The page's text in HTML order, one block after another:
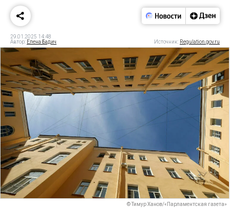
29.01.2025 14:48
Автор: Елена Бадич Источник: Regulation.gov.ru
© Тимур Ханов/«Парламентская газета»